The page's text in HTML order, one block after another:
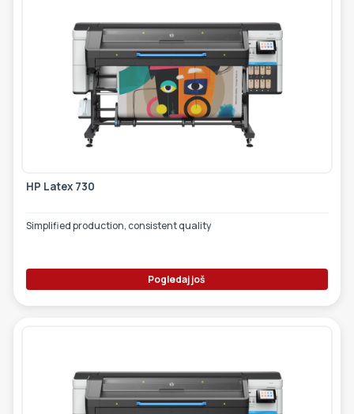
HP Latex 730
Simplified production, consistent quality
Pogledaj još